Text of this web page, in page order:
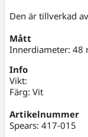
Den är tillverkad
Mått
Innerdiameter: 48
Info
Vikt:
Färg: Vit
Artikelnummer
Spears: 417-015